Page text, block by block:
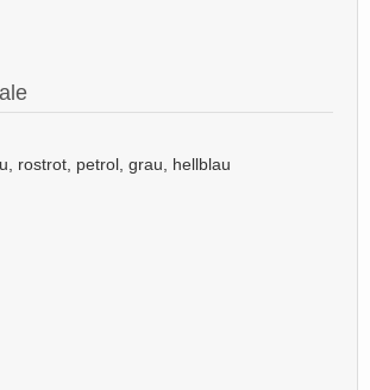
rostrot, petrol, grau, hellblau